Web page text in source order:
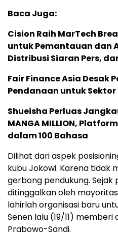
Baca Juga:
Cision Raih MarTech
untuk Pemantauan dan
Distribusi Siaran Pers,
Fair Finance Asia Desak
Pendanaan untuk Sektor
Shueisha Perluas
MANGA MILLION,
dalam 100 Bahasa
Dilihat dari aspek
kubu Jokowi. Karena tidak
gerbong pendukung. Sejak
ditinggalkan oleh
lahirlah organisasi baru
Senen lalu (19/11)
Prabowo-Sandi.